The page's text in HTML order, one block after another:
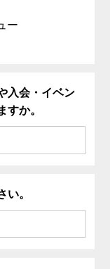
ー
入会・イベン
すか。
い。